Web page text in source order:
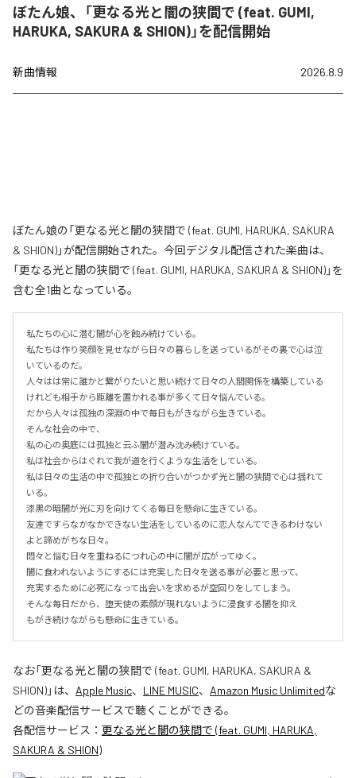
ぼたん娘、「更なる光と闇の狭間で (feat. GUMI,
HARUKA, SAKURA & SHION)」を配信開始
新曲情報 2026.8.9
ぼたん娘の「更なる光と闇の狭間で (feat. GUMI, HARUKA, SAKURA
& SHION)」が配信開始された。今回デジタル配信された楽曲は、
「更なる光と闇の狭間で (feat. GUMI, HARUKA, SAKURA & SHION)」を
含む全1曲となっている。
私たちの心に潜む闇が心を蝕み続けている。
私たちは作り笑顔を見せながら日々の暮らしを送っているがその裏で心は泣
いているのだ。
人々はは常に誰かと繋がりたいと思い続けて日々の人間関係を構築している
けれども相手から距離を置かれる事が多くて日々悩んでいる。
だから人々は孤独の深淵の中で毎日もがきながら生きている。
そんな社会の中で、
私の心の奥底には孤独と云ふ闇が潜み沈み続けている。
私は社会からはぐれて我が道を行くような生活をしている。
私は日々の生活の中で孤独との折り合いがつかず光と闇の狭間で心は揺れて
いる。
漆黒の暗闇が光に刃を向けてくる毎日を懸命に生きている。
友達ですらなかなかできない生活をしているのに恋人なんてできるわけない
よと諦めがちな日々。
悶々と悩む日々を重ねるにつれ心の中に闇が広がってゆく。
闇に食われないようにするには充実した日々を送る事が必要と思って、
充実するために必死になって出会いを求めるが空回りをしてしまう。
そんな毎日だから、堕天使の素顔が現れないように浸食する闇を抑え
もがき続けながらも懸命に生きている。
なお「更なる光と闇の狭間で (feat. GUMI, HARUKA, SAKURA &
SHION)」は、 Apple Music、 LINE MUSIC、 Amazon Music Unlimitedな
どの音楽配信サービスで聴くことができる。
各配信サービス： 更なる光と闇の狭間で (feat. GUMI, HARUKA,
SAKURA & SHION)